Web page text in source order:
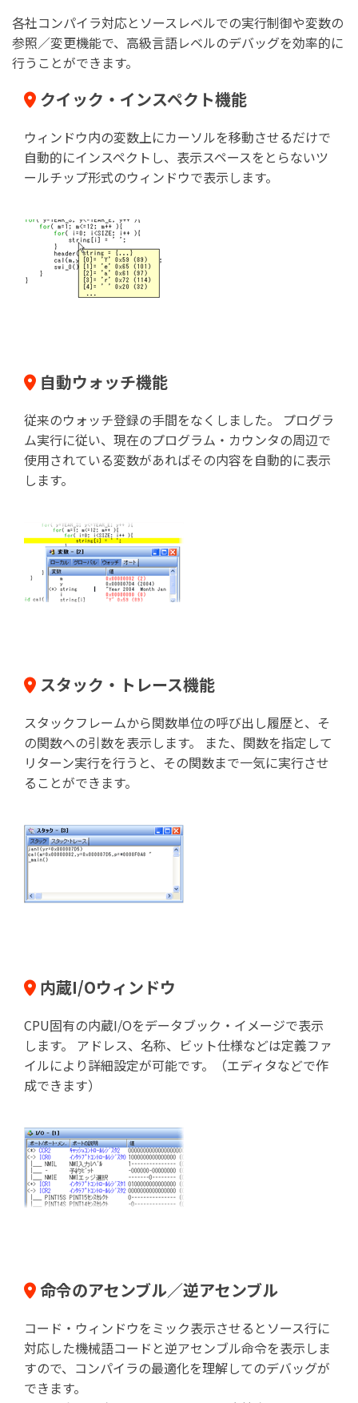
各社コンパイラ対応とソースレベルでの実行制御や変数の
参照／変更機能で、高級言語レベルのデバッグを効率的に
行うことができます。
クイック・インスペクト機能
ウィンドウ内の変数上にカーソルを移動させるだけで
自動的にインスペクトし、表示スペースをとらないツ
ールチップ形式のウィンドウで表示します。
自動ウォッチ機能
従来のウォッチ登録の手間をなくしました。 プログラ
ム実行に従い、現在のプログラム・カウンタの周辺で
使用されている変数があればその内容を自動的に表示
します。
スタック・トレース機能
スタックフレームから関数単位の呼び出し履歴と、そ
の関数への引数を表示します。 また、関数を指定して
リターン実行を行うと、その関数まで一気に実行させ
ることができます。
内蔵I/Oウィンドウ
CPU固有の内蔵I/Oをデータブック・イメージで表示
します。 アドレス、名称、ビット仕様などは定義ファ
イルにより詳細設定が可能です。（エディタなどで作
成できます）
命令のアセンブル／逆アセンブル
コード・ウィンドウをミック表示させるとソース行に
対応した機械語コードと逆アセンブル命令を表示しま
すので、コンパイラの最適化を理解してのデバッグが
できます。